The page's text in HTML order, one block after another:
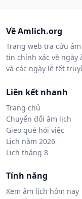
Về Amlich.org
Trang web tra cứu
tin chính xác về ngày
và các ngày lễ tết
Liên kết nhanh
Trang chủ
Chuyển đổi âm lịch
Gieo quẻ hỏi việc
Lịch năm 2026
Lịch tháng 8
Tính năng
Xem âm lịch hôm nay